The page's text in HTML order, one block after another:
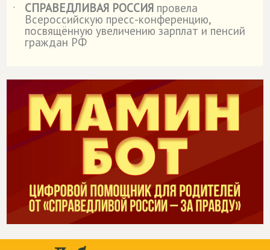
˙
СПРАВЕДЛИВАЯ РОССИЯ провела
Всероссийскую пресс-конференцию,
посвящённую увеличению зарплат и пенсий
граждан РФ